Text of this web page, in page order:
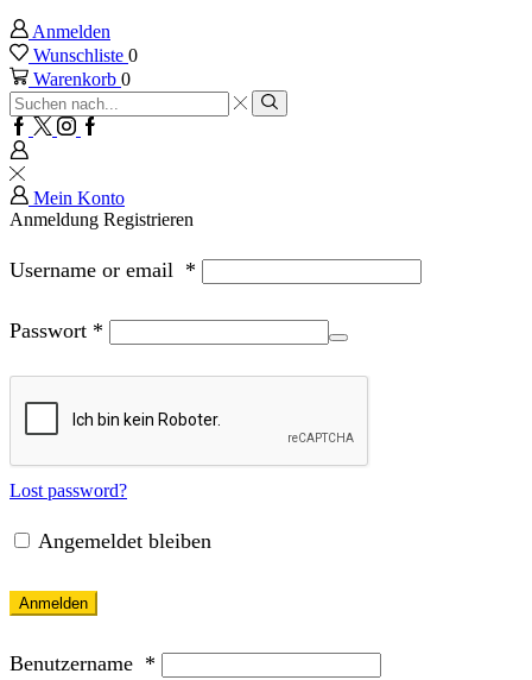
Anmelden
Wunschliste 0
Warenkorb 0
Sucheingabe
Suche
Facebook
TwitterInstagram
Google
Mein Konto
Anmeldung Registrieren
Username or email *
Passwort *
Lost password?
Angemeldet bleiben
Anmelden
Benutzername *